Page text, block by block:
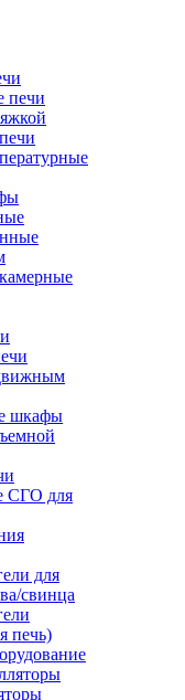
печи
шкафы
СГО для
для
свинца
печь)